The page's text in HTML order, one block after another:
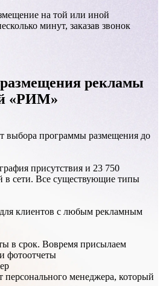
на той или иной
минут, заказав звонок
рекламы
«РИМ»
выбора программы размещения до
присутствия и 23 750
в сети. Все существующие типы
клиентов с любым рекламным
в срок. Вовремя присылаем
фотоотчеты
менеджера, который